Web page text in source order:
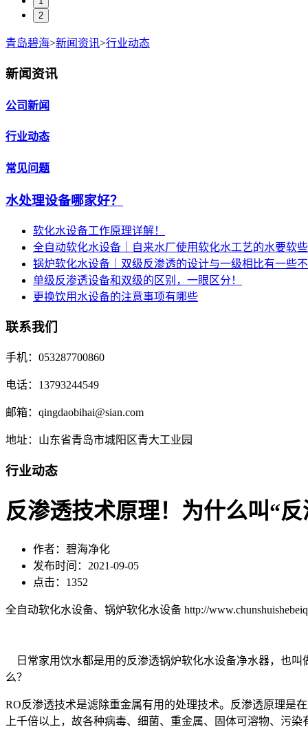
2
青岛碧海>新闻资讯>行业动态
新闻资讯
公司新闻
行业动态
常见问题
水处理设备哪家好？
软化水设备工作原理详解！
全自动软化水设备｜自来水厂使用软化水工艺的水要软些
锅炉软化水设备｜双级反渗透的设计与一级相比有一些
单级反渗透设备和双级的区别，一眼区分！
更换饮用水设备的注意事项有哪些
联系我们
手机：053287700860
电话：13793244549
邮箱：qingdaobihai@sian.com
地址：山东省青岛市城阳区青大工业园
行业动态
反渗透技术原理！为什么叫“
作者：碧海净化
发布时间：2021-09-05
点击：1352
全自动软化水设备、锅炉软化水设备 http://
日常家用饮水都是用的反渗透锅炉软化水设备净水器，也叫
么？
RO反渗透技术是滤除重金属有用的处理技术。反渗透原理是
上千倍以上，故各种病毒、细菌、重金属、固体可溶物、污